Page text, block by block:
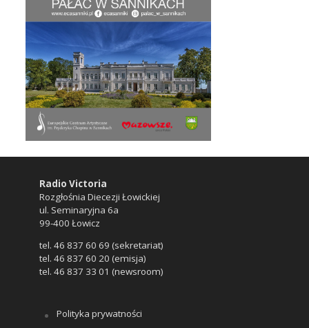
Radio Victoria
Rozgłośnia Diecezji Łowickiej
ul. Seminaryjna 6a
99-400 Łowicz
tel. 46 837 60 69 (sekretariat)
tel. 46 837 60 20 (emisja)
tel. 46 837 33 01 (newsroom)
Polityka prywatności